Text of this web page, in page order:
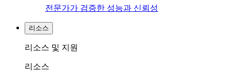
전문가가 검증한 성능과 신뢰성
리소스
리소스 및 지원
리소스